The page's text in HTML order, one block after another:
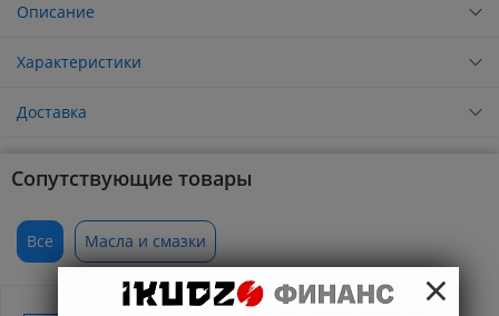
Описание
Характеристики
Доставка
Сопутствующие товары
Все Масла и смазки
×